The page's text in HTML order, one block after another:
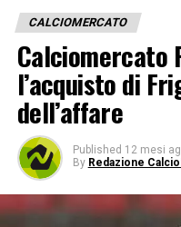
CALCIOMERCATO
Calciomercato
l’acquisto di
dell’affare
Published 12 mesi
By Redazione